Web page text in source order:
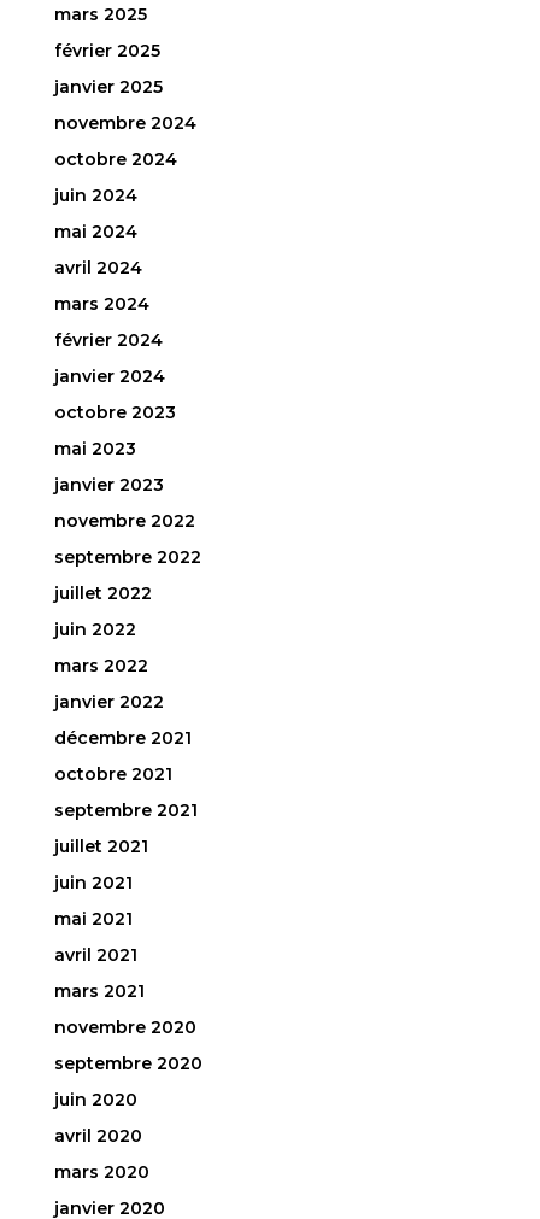
mars 2025
février 2025
janvier 2025
novembre 2024
octobre 2024
juin 2024
mai 2024
avril 2024
mars 2024
février 2024
janvier 2024
octobre 2023
mai 2023
janvier 2023
novembre 2022
septembre 2022
juillet 2022
juin 2022
mars 2022
janvier 2022
décembre 2021
octobre 2021
septembre 2021
juillet 2021
juin 2021
mai 2021
avril 2021
mars 2021
novembre 2020
septembre 2020
juin 2020
avril 2020
mars 2020
janvier 2020